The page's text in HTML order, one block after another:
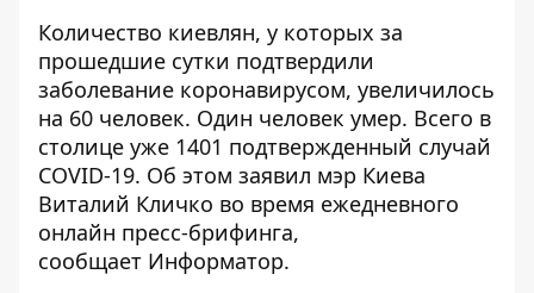
Количество киевлян, у которых за
прошедшие сутки подтвердили
заболевание коронавирусом, увеличилось
на 60 человек. Один человек умер. Всего в
столице уже 1401 подтвержденный случай
COVID-19. Об этом заявил мэр Киева
Виталий Кличко во время ежедневного
онлайн пресс-брифинга,
сообщает Информатор.